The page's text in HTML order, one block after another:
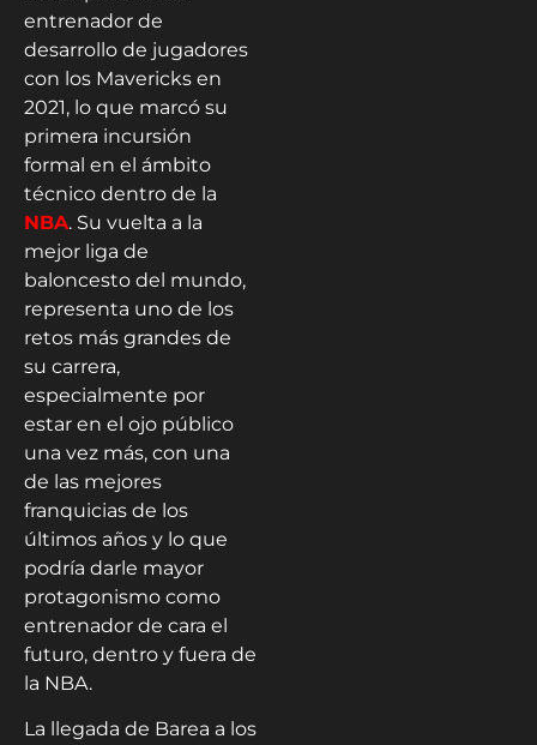
entrenador de
desarrollo de jugadores
con los Mavericks en
2021, lo que marcó su
primera incursión
formal en el ámbito
técnico dentro de la
NBA. Su vuelta a la
mejor liga de
baloncesto del mundo,
representa uno de los
retos más grandes de
su carrera,
especialmente por
estar en el ojo público
una vez más, con una
de las mejores
franquicias de los
últimos años y lo que
podría darle mayor
protagonismo como
entrenador de cara el
futuro, dentro y fuera de
la NBA.
La llegada de Barea a los